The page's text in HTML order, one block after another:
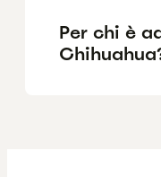
Per chi è